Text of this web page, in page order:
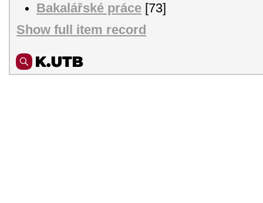
Bakalářské práce [73]
Show full item record